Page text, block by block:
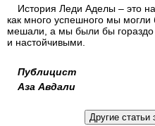
История Леди Аделы – это
как много успешного мы
мешали, а мы были бы
и настойчивыми.
Публицист
Аза Авдали